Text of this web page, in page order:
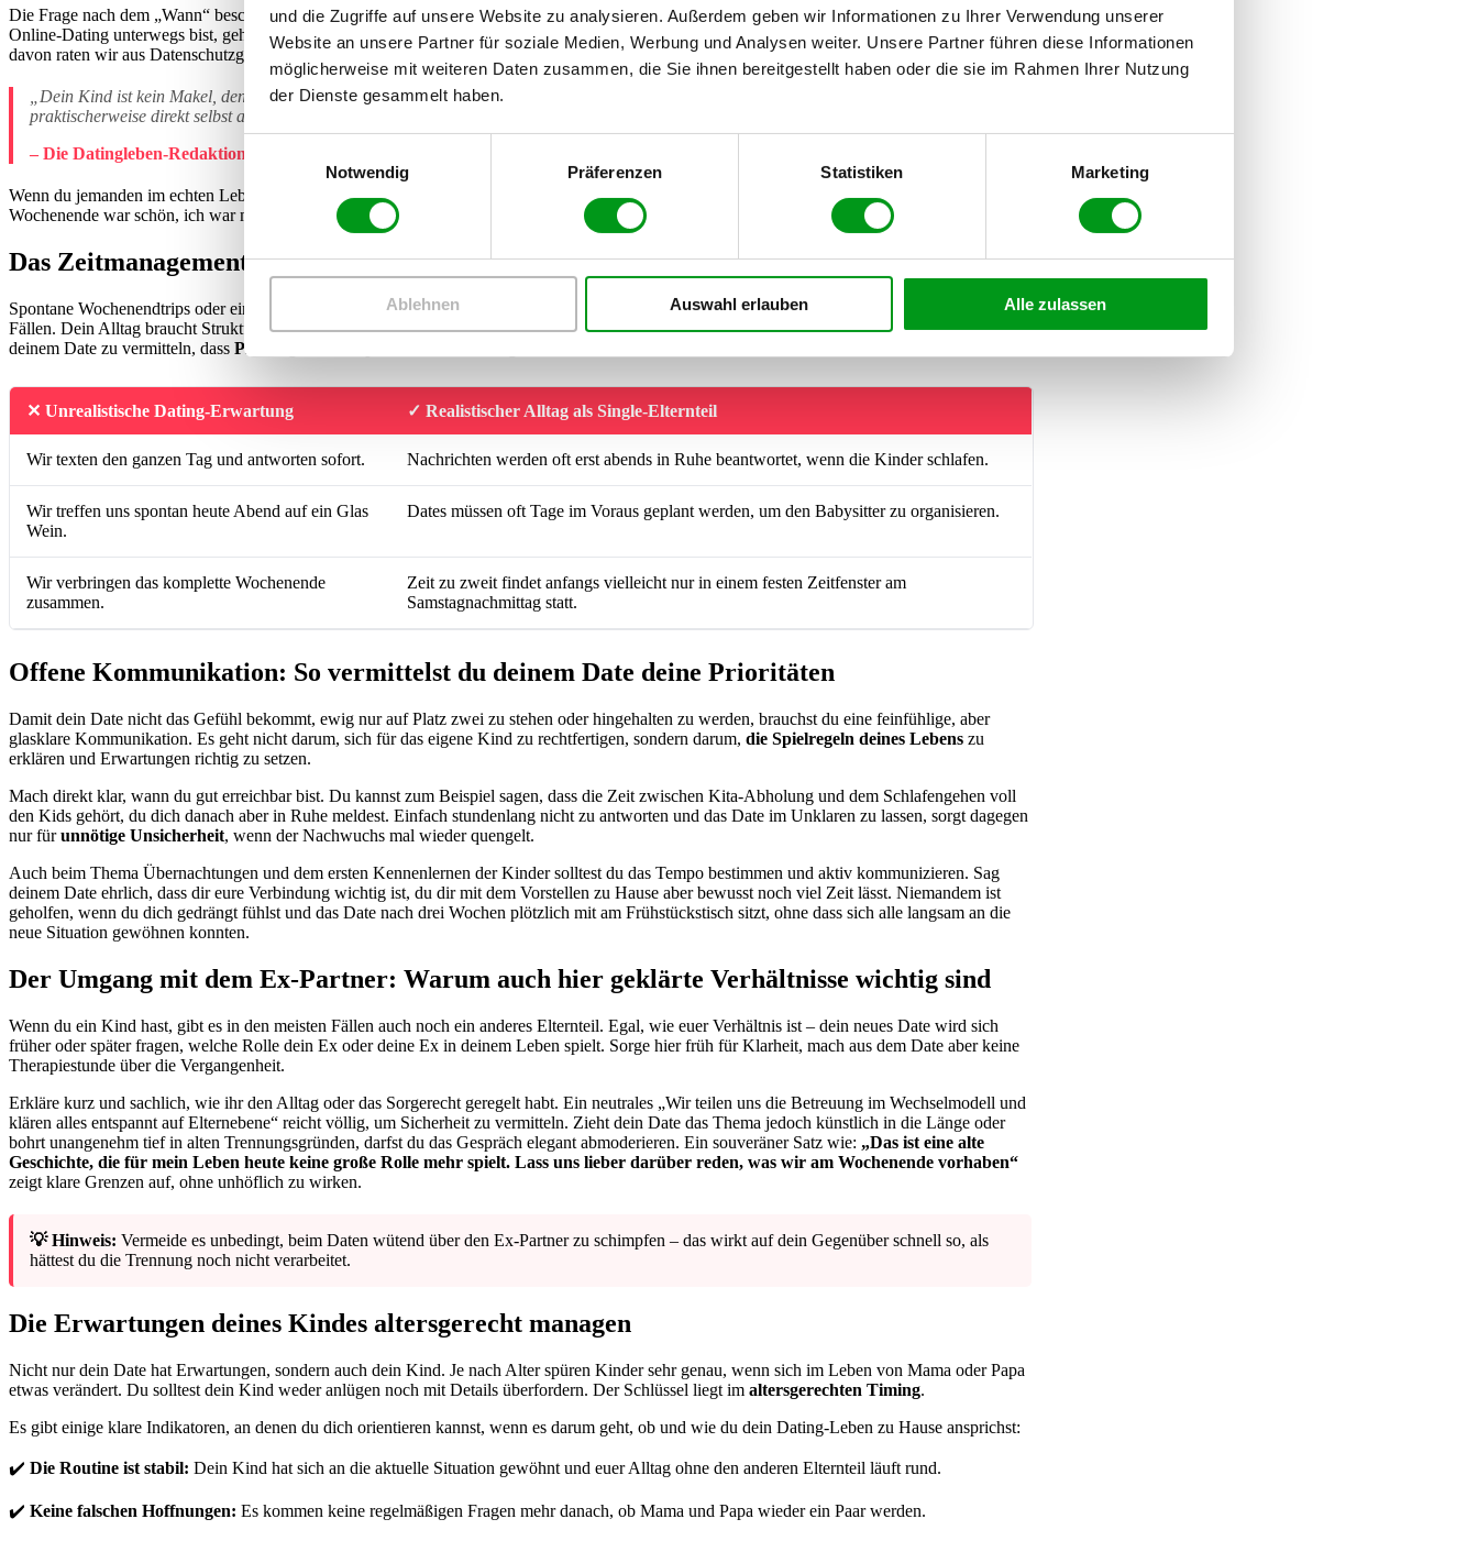
und die Zugriffe auf unsere Website zu analysieren. Außerdem geben wir Informationen zu Ihrer Verwendung unserer
Website an unsere Partner für soziale Medien, Werbung und Analysen weiter. Unsere Partner führen diese Informationen
möglicherweise mit weiteren Daten zusammen, die Sie ihnen bereitgestellt haben oder die sie im Rahmen Ihrer Nutzung
der Dienste gesammelt haben.
Notwendig
Präferenzen Statistiken Marketing
Ablehnen Auswahl erlauben Alle zulassen
Die Frage nach dem „Wann“ beschäftigt fast jeden Single mit Kind. Wir raten dir zumaximaler Offenheit direkt von Beginn an. Wenn du beim
Online-Dating unterwegs bist, gehört die Info, dass du ein Kind hast, direkt ins Profil. Du musst keine Fotos von deinem Nachwuchs hochladen –
davon raten wir aus Datenschutzgründen sogar dringend ab –, aber ein kurzer Satz im Text schafft sofort klare Verhältnisse.
„Dein Kind ist kein Makel, den du verstecken musst. Wer ein Problem mit deinem Familienstand hat, sortiert sich durch deine Offenheit
praktischerweise direkt selbst aus – und spart dir wertvolle Zeit.“
– Die Datingleben-Redaktion
Wenn du jemanden im echten Leben triffst, lass das Thema einfach locker ins erste oder zweite Gespräch einfließen. Ein simples „Mein
Wochenende war schön, ich war mit meinem Sohn unterwegs“ reicht schon, um die Karten auf den Tisch zu legen.
Das Zeitmanagement-Dilemma: Romantik und Spontanität neu definieren
Spontane Wochenendtrips oder ein Anruf mit „Ich stehe in zehn Minuten vor deiner Tür“? Das klappt mit Kids zu Hause nur in den seltensten
Fällen. Dein Alltag braucht Struktur, und das passt oft nicht zu den typischen Vorstellungen von Romantik aus Hollywoodfilmen. Es ist wichtig,
deinem Date zu vermitteln, dass Planung für dich pure Wertschätzung
✕ Unrealistische Dating-Erwartung ✓ Realistischer Alltag als Single-Elternteil
Wir texten den ganzen Tag und antworten sofort. Nachrichten werden oft erst abends in Ruhe beantwortet, wenn die Kinder schlafen.
Wir treffen uns spontan heute Abend auf ein Glas
Wein.
Dates müssen oft Tage im Voraus geplant werden, um den Babysitter zu organisieren.
Wir verbringen das komplette Wochenende
zusammen.
Zeit zu zweit findet anfangs vielleicht nur in einem festen Zeitfenster am
Samstagnachmittag statt.
Offene Kommunikation: So vermittelst du deinem Date deine Prioritäten
Damit dein Date nicht das Gefühl bekommt, ewig nur auf Platz zwei zu stehen oder hingehalten zu werden, brauchst du eine feinfühlige, aber
glasklare Kommunikation. Es geht nicht darum, sich für das eigene Kind zu rechtfertigen, sondern darum, die Spielregeln deines Lebens zu
erklären und Erwartungen richtig zu setzen.
Mach direkt klar, wann du gut erreichbar bist. Du kannst zum Beispiel sagen, dass die Zeit zwischen Kita-Abholung und dem Schlafengehen voll
den Kids gehört, du dich danach aber in Ruhe meldest. Einfach stundenlang nicht zu antworten und das Date im Unklaren zu lassen, sorgt dagegen
nur fürunnötige Unsicherheit, wenn der Nachwuchs mal wieder quengelt.
Auch beim Thema Übernachtungen und dem ersten Kennenlernen der Kinder solltest du das Tempo bestimmen und aktiv kommunizieren. Sag
deinem Date ehrlich, dass dir eure Verbindung wichtig ist, du dir mit dem Vorstellen zu Hause aber bewusst noch viel Zeit lässt. Niemandem ist
geholfen, wenn du dich gedrängt fühlst und das Date nach drei Wochen plötzlich mit am Frühstückstisch sitzt, ohne dass sich alle langsam an die
neue Situation gewöhnen konnten.
Der Umgang mit dem Ex-Partner: Warum auch hier geklärte Verhältnisse wichtig sind
Wenn du ein Kind hast, gibt es in den meisten Fällen auch noch ein anderes Elternteil. Egal, wie euer Verhältnis ist – dein neues Date wird sich
früher oder später fragen, welche Rolle dein Ex oder deine Ex in deinem Leben spielt. Sorge hier früh für Klarheit, mach aus dem Date aber keine
Therapiestunde über die Vergangenheit.
Erkläre kurz und sachlich, wie ihr den Alltag oder das Sorgerecht geregelt habt. Ein neutrales „Wir teilen uns die Betreuung im Wechselmodell und
klären alles entspannt auf Elternebene“ reicht völlig, um Sicherheit zu vermitteln. Zieht dein Date das Thema jedoch künstlich in die Länge oder
bohrt unangenehm tief in alten Trennungsgründen, darfst du das Gespräch elegant abmoderieren. Ein souveräner Satz wie: „Das ist eine alte
Geschichte, die für mein Leben heute keine große Rolle mehr spielt. Lass uns lieber darüber reden, was wir am Wochenende vorhaben“
zeigt klare Grenzen auf, ohne unhöflich zu wirken.
💡 Hinweis: Vermeide es unbedingt, beim Daten wütend über den Ex-Partner zu schimpfen – das wirkt auf dein Gegenüber schnell so, als
hättest du die Trennung noch nicht verarbeitet.
Die Erwartungen deines Kindes altersgerecht managen
Nicht nur dein Date hat Erwartungen, sondern auch dein Kind. Je nach Alter spüren Kinder sehr genau, wenn sich im Leben von Mama oder Papa
etwas verändert. Du solltest dein Kind weder anlügen noch mit Details überfordern. Der Schlüssel liegt im altersgerechten Timing.
Es gibt einige klare Indikatoren, an denen du dich orientieren kannst, wenn es darum geht, ob und wie du dein Dating-Leben zu Hause ansprichst:
✔️ Die Routine ist stabil: Dein Kind hat sich an die aktuelle Situation gewöhnt und euer Alltag ohne den anderen Elternteil läuft rund.
✔️ Keine falschen Hoffnungen: Es kommen keine regelmäßigen Fragen mehr danach, ob Mama und Papa wieder ein Paar werden.